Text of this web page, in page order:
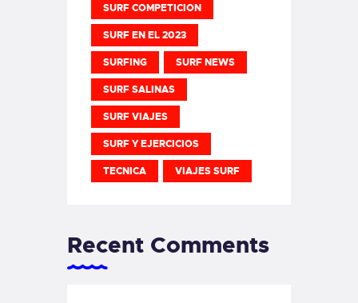
SURF COMPETICION
SURF EN EL 2023
SURFING SURF NEWS
SURF SALINAS
SURF VIAJES
SURF Y EJERCICIOS
TECNICA VIAJES SURF
Recent Comments